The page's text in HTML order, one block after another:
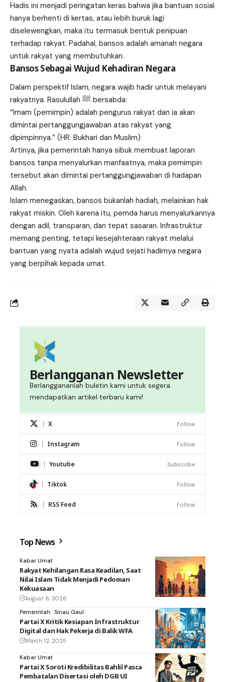
Hadis ini menjadi peringatan keras bahwa jika bantuan sosial
hanya berhenti di kertas, atau lebih buruk lagi
diselewengkan, maka itu termasuk bentuk penipuan
terhadap rakyat. Padahal, bansos adalah amanah negara
untuk rakyat yang membutuhkan.
Bansos Sebagai Wujud Kehadiran Negara
Dalam perspektif Islam, negara wajib hadir untuk melayani
rakyatnya. Rasulullah ﷺ bersabda:
“Imam (pemimpin) adalah pengurus rakyat dan ia akan
dimintai pertanggungjawaban atas rakyat yang
dipimpinnya.” (HR. Bukhari dan Muslim)
Artinya, jika pemerintah hanya sibuk membuat laporan
bansos tanpa menyalurkan manfaatnya, maka pemimpin
tersebut akan dimintai pertanggungjawaban di hadapan
Allah.
Islam menegaskan, bansos bukanlah hadiah, melainkan hak
rakyat miskin. Oleh karena itu, pemda harus menyalurkannya
dengan adil, transparan, dan tepat sasaran. Infrastruktur
memang penting, tetapi kesejahteraan rakyat melalui
bantuan yang nyata adalah wujud sejati hadirnya negara
yang berpihak kepada umat.
Berlangganan Newsletter
Berlanggananlah buletin kami untuk segera
mendapatkan artikel terbaru kami!
X Follow
Instagram Follow
Youtube Subscribe
Tiktok Follow
RSS Feed Follow
Top News
Kabar Umat
Rakyat Kehilangan Rasa Keadilan, Saat
Nilai Islam Tidak Menjadi Pedoman
Kekuasaan
August 6, 2026
Pemerintah
Sinau Gaul
Partai X Kritik Kesiapan Infrastruktur
Digital dan Hak Pekerja di Balik WFA
March 12, 2025
Kabar Umat
Partai X Soroti Kredibilitas Bahlil Pasca
Pembatalan Disertasi oleh DGB UI